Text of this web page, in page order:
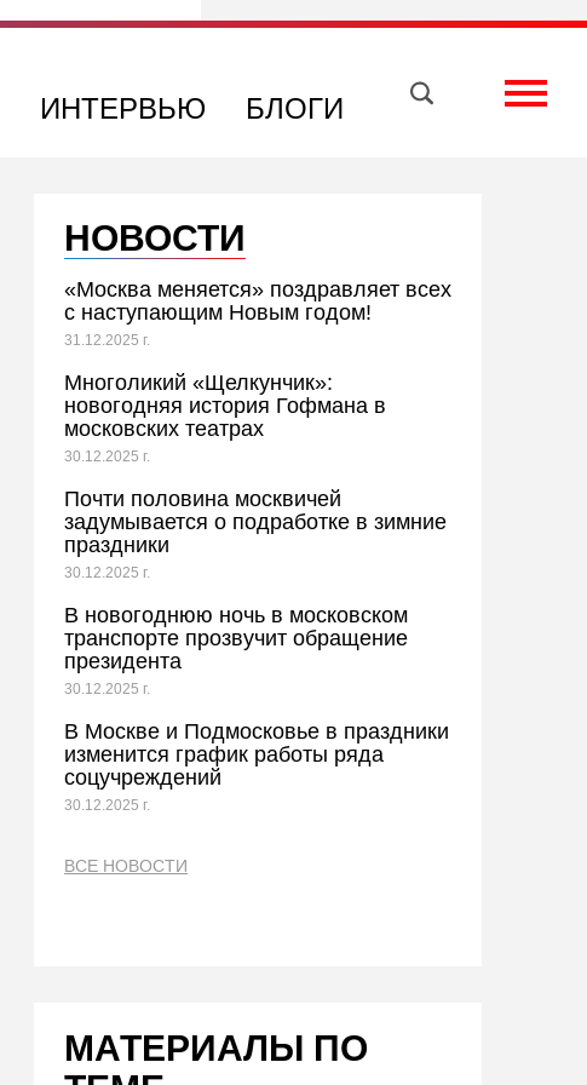
ИНТЕРВЬЮ БЛОГИ
ВконтактеТелеграм
НОВОСТИ
«Москва меняется» поздравляет всех
с наступающим Новым годом!
31.12.2025 г.
Многоликий «Щелкунчик»:
новогодняя история Гофмана в
московских театрах
30.12.2025 г.
Почти половина москвичей
задумывается о подработке в зимние
праздники
30.12.2025 г.
В новогоднюю ночь в московском
транспорте прозвучит обращение
президента
30.12.2025 г.
В Москве и Подмосковье в праздники
изменится график работы ряда
соцучреждений
30.12.2025 г.
ВСЕ НОВОСТИ
МАТЕРИАЛЫ ПО